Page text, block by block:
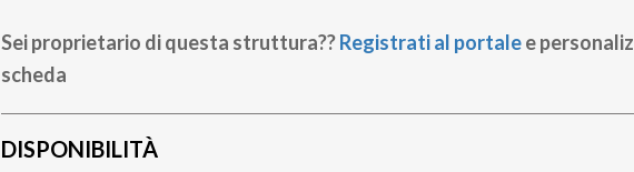
Sei proprietario di questa struttura??Registrati al portalee
scheda
DISPONIBILITÀ